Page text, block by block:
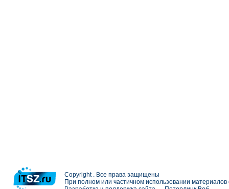
Copyright . Все права защищены
При полном или частичном использовании